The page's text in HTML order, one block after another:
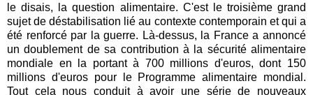
le disais, la question alimentaire. C'est le troisième grand
sujet de déstabilisation lié au contexte contemporain et qui a
été renforcé par la guerre. Là-dessus, la France a annoncé
un doublement de sa contribution à la sécurité alimentaire
mondiale en la portant à 700 millions d'euros, dont 150
millions d'euros pour le Programme alimentaire mondial.
Tout cela nous conduit à avoir une série de nouveaux